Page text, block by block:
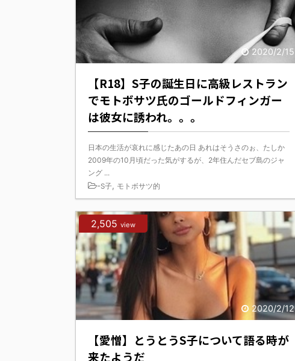
2020/2/15
【R18】S子の誕生日に高級レストラン
でモトボサツ氏のゴールドフィンガー
は彼女に誘われ。。。
日本の生活が哀れに感じたあの日 あれはそうさのぉ、たしか
2009年の10月頃だった気がするが、2年住んだセブ島のジャ
ング ...
-S子, モトボサツ的
2020/2/12
2,505 view
【愛憎】とうとうS子について語る時が
来たようだ